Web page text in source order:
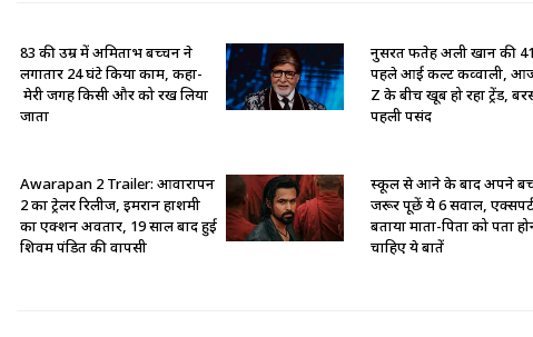
83 की उम्र में अमिताभ बच्चन ने
लगातार 24 घंटे किया काम, कहा-
मेरी जगह किसी और को रख लिया
जाता
नुसरत फतेह अली खान की
पहले आई कल्ट कव्वाली,
Z के बीच खूब हो रहा ट्रेंड,
पहली पसंद
Awarapan 2 Trailer: आवारापन
2 का ट्रेलर रिलीज, इमरान हाशमी
का एक्शन अवतार, 19 साल बाद हुई
शिवम पंडित की वापसी
स्कूल से आने के बाद अपने
जरूर पूछें ये 6 सवाल,
बताया माता-पिता को पता
चाहिए ये बातें